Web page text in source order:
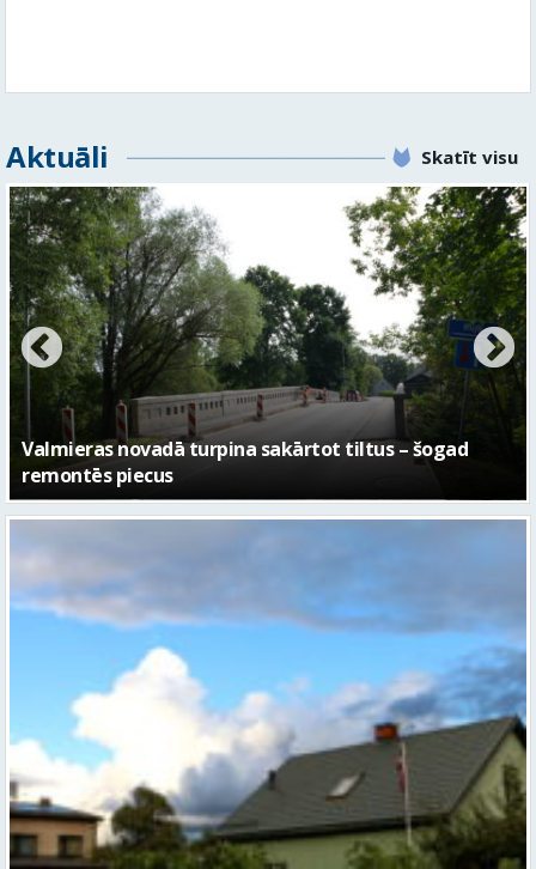
Aktuāli Skatīt visu
No pagaidu teātra līdz laikmetīgās kultūras centram
– kā attīstīsies “Kurtuve”